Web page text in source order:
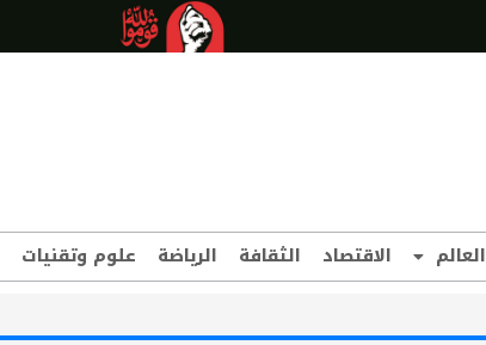
العالم الاقتصاد الثقافة الرياضة علوم وتقنيات